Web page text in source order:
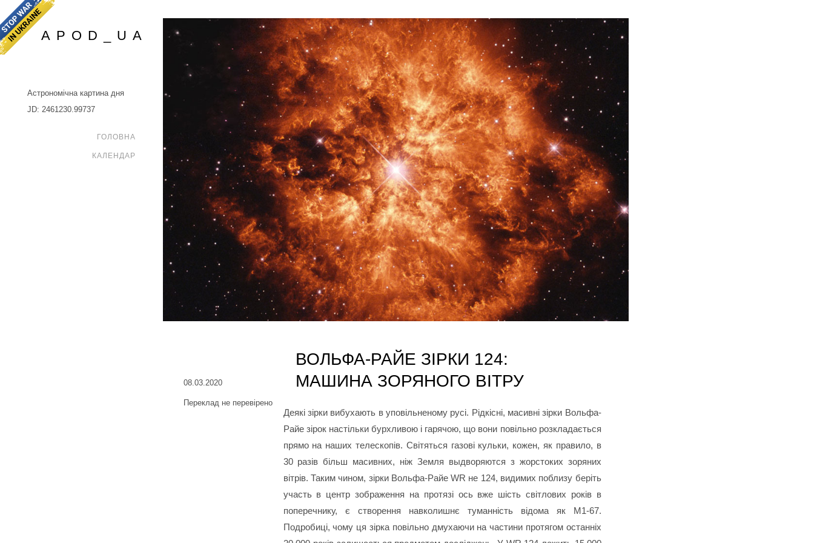
APOD_UA
Астрономічна картина дня
JD: 2461230.99737
ГОЛОВНА
КАЛЕНДАР
08.03.2020
Переклад не перевірено
ВОЛЬФА-РАЙЕ ЗІРКИ 124:
МАШИНА ЗОРЯНОГО ВІТРУ
Деякі зірки вибухають в уповільненому русі. Рідкісні, масивні зірки Вольфа-
Райе зірок настільки бурхливою і гарячою, що вони повільно розкладається
прямо на наших телескопів. Світяться газові кульки, кожен, як правило, в
30 разів більш масивних, ніж Земля выдворяются з жорстоких зоряних
вітрів. Таким чином, зірки Вольфа-Райе WR не 124, видимих поблизу беріть
участь в центр зображення на протязі ось вже шість світлових років в
поперечнику, є створення навколишнє туманність відома як М1-67.
Подробиці, чому ця зірка повільно дмухаючи на частини протягом останніх